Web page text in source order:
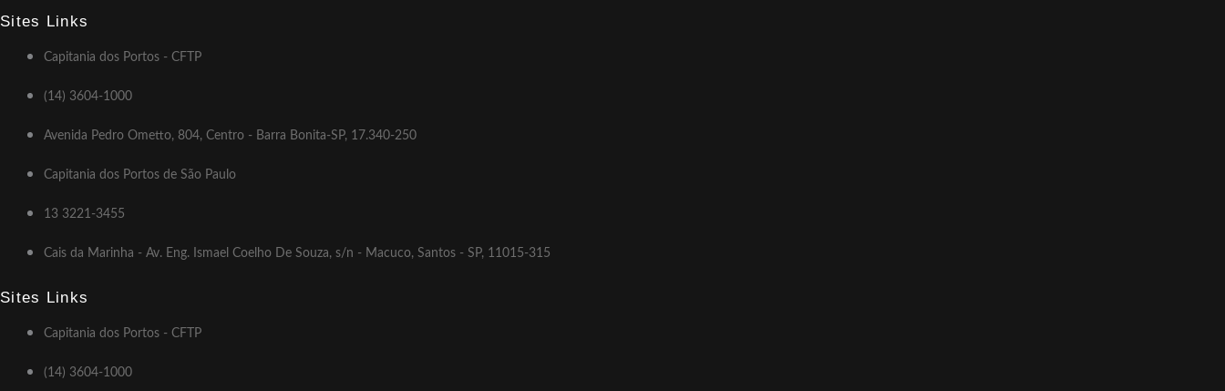
Sites Links
Capitania dos Portos - CFTP
(14) 3604-1000
Avenida Pedro Ometto, 804, Centro - Barra Bonita-SP, 17.340-250
Capitania dos Portos de São Paulo
13 3221-3455
Cais da Marinha - Av. Eng. Ismael Coelho De Souza, s/n - Macuco, Santos - SP, 11015-315
Sites Links
Capitania dos Portos - CFTP
(14) 3604-1000